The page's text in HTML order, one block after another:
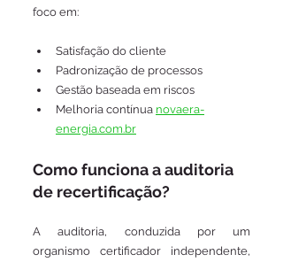
foco em:
Satisfação do cliente
Padronização de processos
Gestão baseada em riscos
Melhoria contínua novaera-
energia.com.br
Como funciona a auditoria
de recertificação?
A auditoria, conduzida por um
organismo certificador independente,